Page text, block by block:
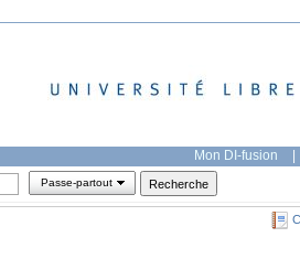
Mon DI-fusion |
Passe-partout